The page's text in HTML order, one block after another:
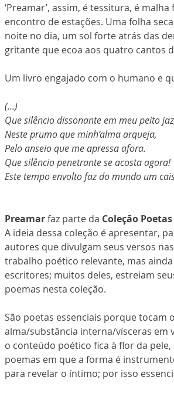
‘Preamar’, assim, é tessitura, é
encontro de estações. Uma folha
noite no dia, um sol forte atrás das
gritante que ecoa aos quatro cantos
Um livro engajado com o humano e
(...)
Que silêncio dissonante em meu peito
Neste prumo que minh’alma arqueja,
Pelo anseio que me apressa afora.
Que silêncio penetrante se acosta agora!
Este tempo envolto faz do mundo um
Preamarfaz parte da Coleção
A ideia dessa coleção é apresentar,
autores que divulgam seus versos
trabalho poético relevante, mas
escritores; muitos deles, estreiam
poemas nesta coleção.
São poetas essenciais porque tocam
alma/substância interna/vísceras em
o conteúdo poético fica à flor da pele,
poemas em que a forma é
para revelar o íntimo; por isso